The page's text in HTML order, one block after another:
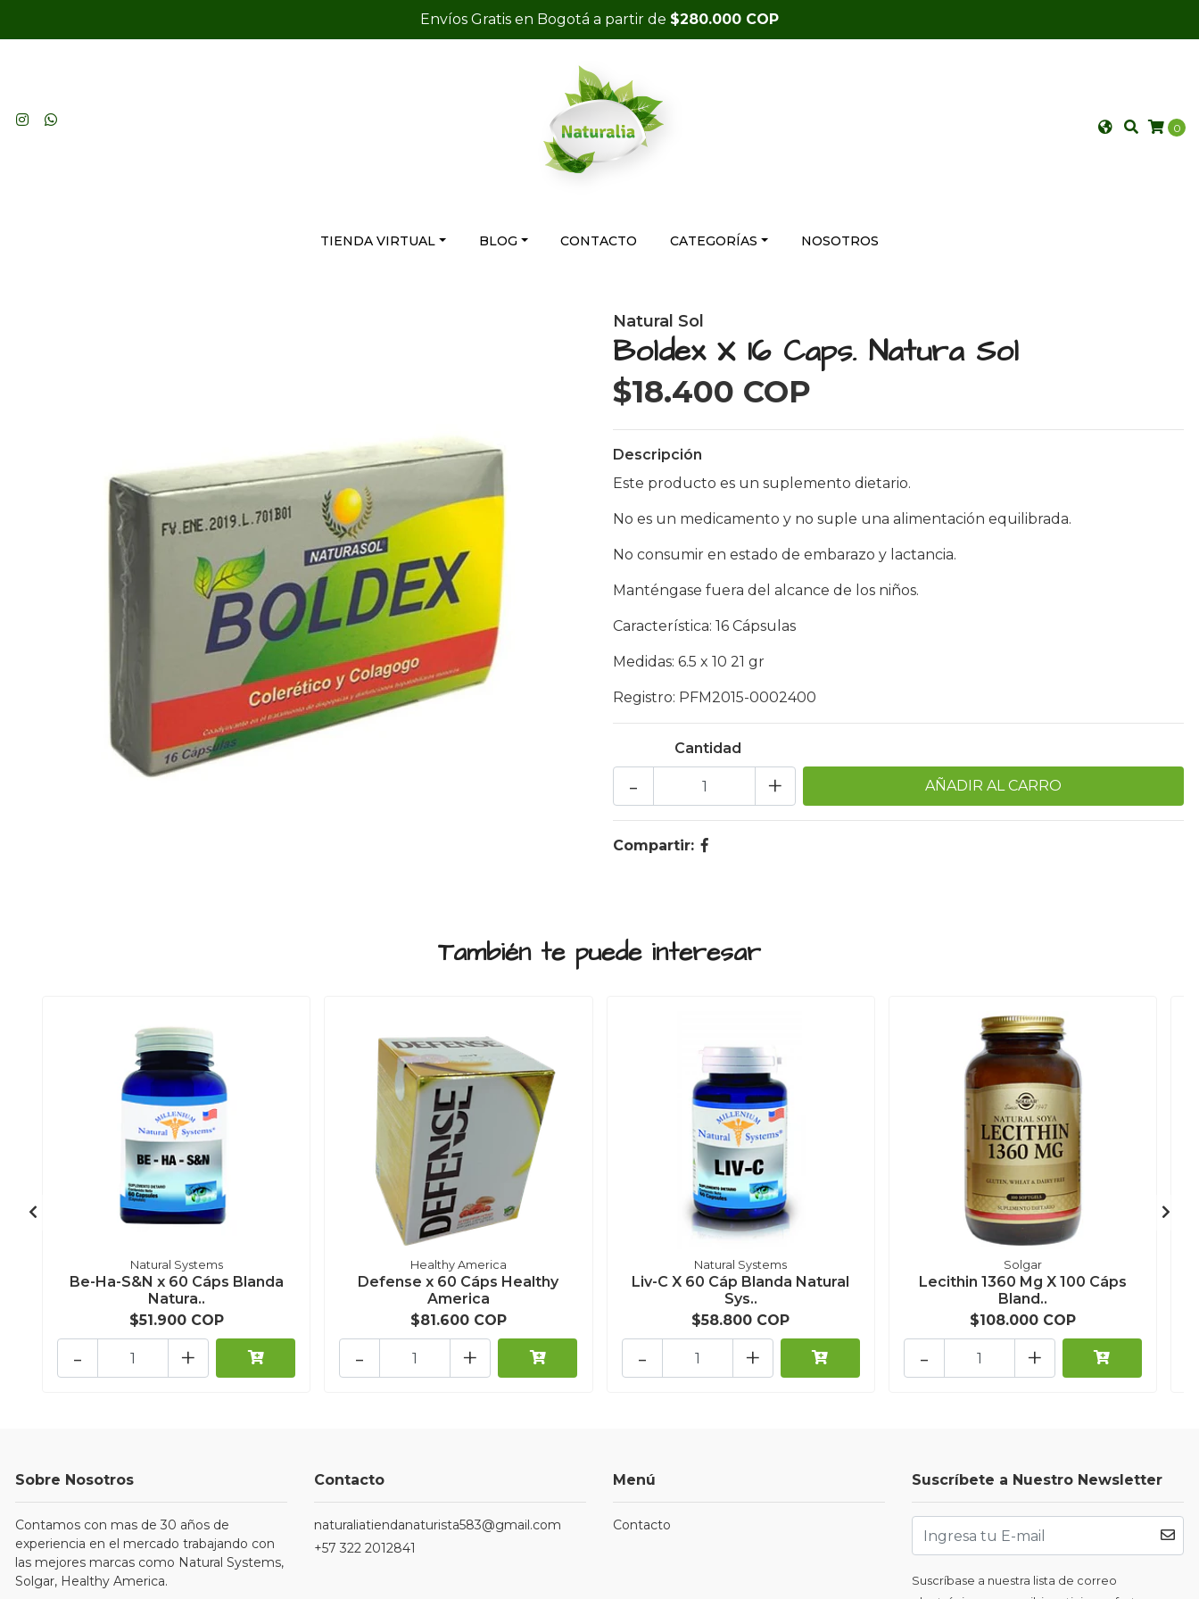
Envíos Gratis en Bogotá a partir de $280.000 COP
0
TIENDA VIRTUAL BLOG CONTACTO CATEGORÍAS NOSOTROS
Natural Sol
Boldex X 16 Caps. Natura Sol
$18.400 COP
Descripción
Este producto es un suplemento dietario.
No es un medicamento y no suple una alimentación equilibrada.
No consumir en estado de embarazo y lactancia.
Manténgase fuera del alcance de los niños.
Característica: 16 Cápsulas
Medidas: 6.5 x 10 21 gr
Registro: PFM2015-0002400
Cantidad
+
-
Compartir:
También te puede interesar
Natural Systems
Be-Ha-S&N x 60 Cáps Blanda
Natura..
$51.900 COP
+
-
Healthy America
Defense x 60 Cáps Healthy
America
$81.600 COP
+
-
Natural Systems
Liv-C X 60 Cáp Blanda Natural
Sys..
$58.800 COP
+
-
Solgar
Lecithin 1360 Mg X 100 Cáps
Bland..
$108.000 COP
+
-
Sobre Nosotros
Contamos con mas de 30 años de
experiencia en el mercado trabajando con
las mejores marcas como Natural Systems,
Solgar, Healthy America.
Contacto
naturaliatiendanaturista583@gmail.com
+57 322 2012841
Menú
Contacto
Suscríbete a Nuestro Newsletter
Suscríbase a nuestra lista de correo